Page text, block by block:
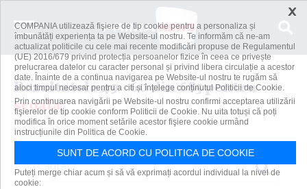
Rezultatele 49 - 60 din 685 pentru
scoala
Caută
×
COMPANIA utilizează fişiere de tip cookie pentru a personaliza și
îmbunătăți experiența ta pe Website-ul nostru. Te informăm că ne-am
actualizat politicile cu cele mai recente modificări propuse de Regulamentul
(UE) 2016/679 privind protecția persoanelor fizice în ceea ce privește
prelucrarea datelor cu caracter personal și privind libera circulație a acestor
date. Înainte de a continua navigarea pe Website-ul nostru te rugăm să
aloci timpul necesar pentru a citi și înțelege conținutul Politicii de Cookie.
Prin continuarea navigării pe Website-ul nostru confirmi acceptarea utilizării
fişierelor de tip cookie conform Politicii de Cookie. Nu uita totuși că poți
modifica în orice moment setările acestor fişiere cookie urmând
instrucțiunile din Politica de Cookie.
SUNT DE ACORD CU POLITICA DE COOKIE
Puteți merge chiar acum și să vă exprimați acordul individual la nivel de
cookie: